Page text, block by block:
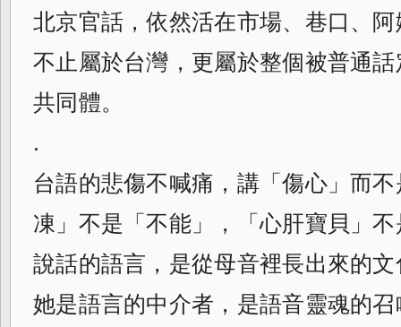
北京官話，依然活在市場、巷口、
不止屬於台灣，更屬於整個被普通
共同體。
.
台語的悲傷不喊痛，講「傷心」而
凍」不是「不能」，「心肝寶貝」
說話的語言，是從母音裡長出來的
她是語言的中介者，是語音靈魂的